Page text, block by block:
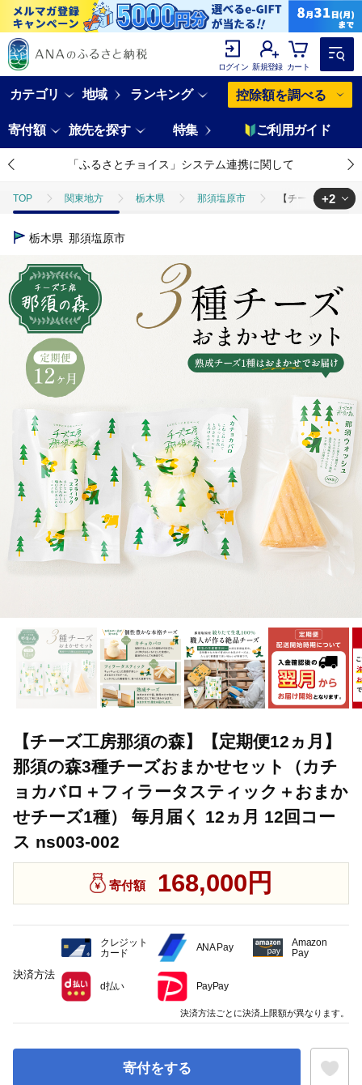
ログイン 新規登録 カート
カテゴリ 地域 ランキング 控除額を調べる
寄付額 旅先を探す 特集 ご利用ガイド
「ふるさとチョイス」システム連携に関して
TOP 関東地方 栃木県 那須塩原市 【チーズ工房那
TOP
+2
栃木県 那須塩原市
【チーズ工房那須の森】【定期便12ヵ月】
那須の森3種チーズおまかせセット（カチ
ョカバロ＋フィラータスティック＋おまか
せチーズ1種） 毎月届く 12ヵ月 12回コー
ス ns003-002
寄付額 168,000円
寄付をする
決済方法
クレジット
カード
ANA Pay
Amazon
Pay
d払い PayPay
決済方法ごとに決済上限額が異なります。